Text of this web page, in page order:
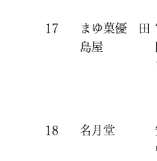
17
まゆ菓優 田
島屋
18 名月堂